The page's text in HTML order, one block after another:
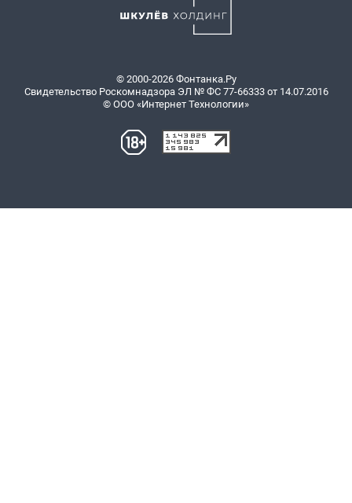
© 2000-2026 Фонтанка.Ру
Свидетельство Роскомнадзора ЭЛ № ФС 77-66333 от 14.07.2016
© ООО «Интернет Технологии»